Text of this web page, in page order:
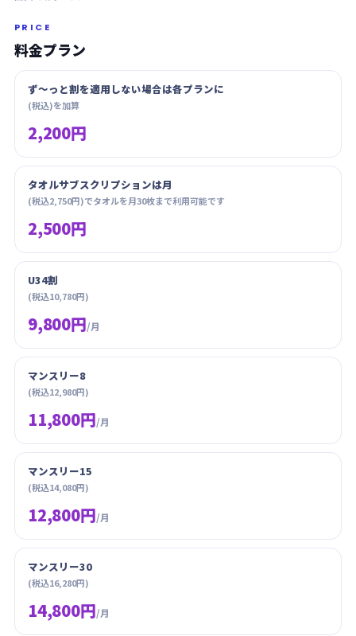
PRICE
料金プラン
ず〜っと割を適用しない場合は各プランに
(税込)を加算
2,200円
タオルサブスクリプションは月
(税込2,750円)でタオルを月30枚まで利用可能です
2,500円
U34割
(税込10,780円)
9,800円/月
マンスリー8
(税込12,980円)
11,800円/月
マンスリー15
(税込14,080円)
12,800円/月
マンスリー30
(税込16,280円)
14,800円/月